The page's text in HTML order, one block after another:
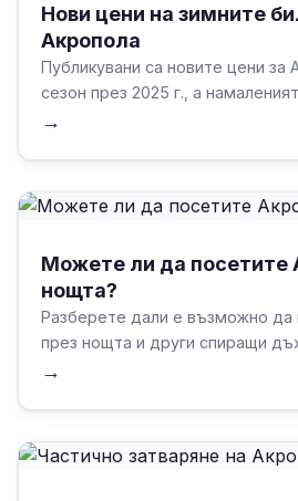
Нови цени на зимните
Акропола
Публикувани са новите цени за
сезон през 2025 г., а
→
Можете ли да посетите
нощта?
Разберете дали е възможно да
през нощта и други спиращи
→